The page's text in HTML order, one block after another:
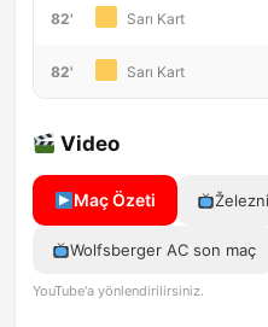
82' Sarı Kart
82' Sarı Kart
Video
Maç Özeti
Wolfsberger AC son maç
YouTube'a yönlendirilirsiniz.